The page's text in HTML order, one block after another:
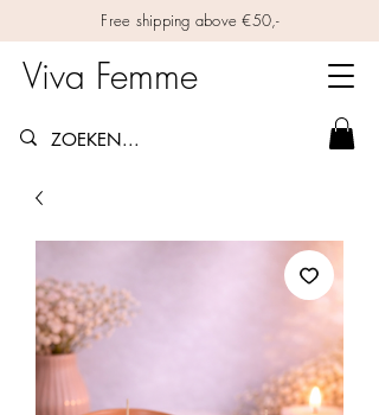
Free shipping above €50,-
Viva Femme